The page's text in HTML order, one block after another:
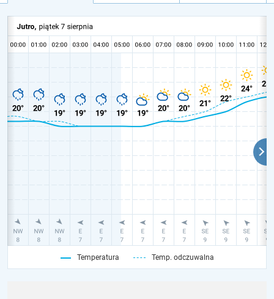
Temperatura Temp. odczuwalna